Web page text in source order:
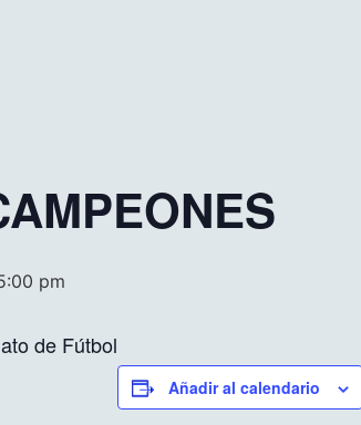
pm
de Fútbol
Añadir al calendario